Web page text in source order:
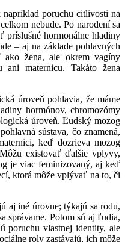
poruchu citlivosti na
nebude. Po narodení sa
príslušné hormonálne hladiny
– aj na základe pohlavných
ako žena, ale okrem vagíny
maternicu. Takáto žena
úroveň pohlavia, že máme
hormónov, chromozómy
úroveň. Ľudský mozog
sústava, čo znamená,
keď dozrieva mozog
existovať ďalšie vplyvy,
je viac feminizovaný, aj keď
ktorá môže vplývať na to, či
aj iné úrovne; týkajú sa rodu,
správame. Potom sú aj ľudia,
poruchu vlastnej identity, ale
roly zastávajú, ich môže